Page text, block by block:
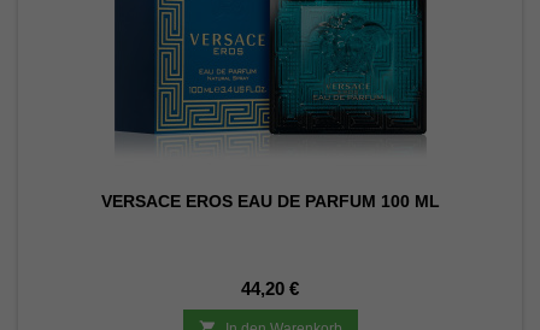
VERSACE EROS EAU DE PARFUM 100 ML
Preis
44,20 €